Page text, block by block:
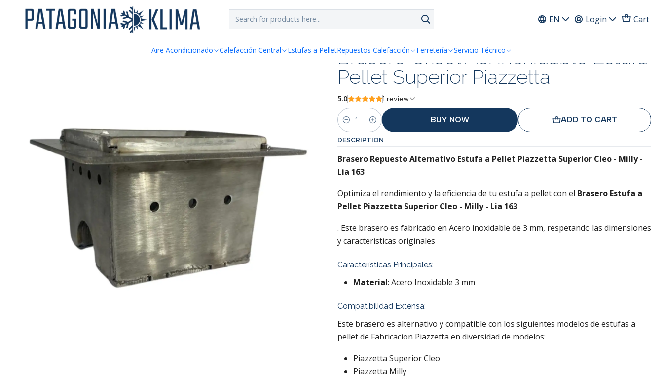
EN Login Cart
Aire Acondicionado Calefacción Central Estufas a PelletRepuestos Calefacción Ferretería Servicio Técnico
Home Repuestos Estufa Pellet Brasero Crisol Ac. Inoxidable Estufa Pellet Superior Piazzetta
Brasero Crisol Ac. Inoxidable Estufa
Pellet Superior Piazzetta
5.0 1 review
Quantity
ADD TO CART
BUY NOW
DESCRIPTION
Brasero Repuesto Alternativo Estufa a Pellet Piazzetta Superior Cleo - Milly -
Lia 163
Optimiza el rendimiento y la eficiencia de tu estufa a pellet con el Brasero Estufa a
Pellet Piazzetta Superior Cleo - Milly - Lia 163
. Este brasero es fabricado en Acero inoxidable de 3 mm, respetando las dimensiones
y caracteristicas originales
Características Principales:
Material: Acero Inoxidable 3 mm
Compatibilidad Extensa:
Este brasero es alternativo y compatible con los siguientes modelos de estufas a
pellet de Fabricacion Piazzetta en diversidad de modelos:
Piazzetta Superior Cleo
Piazzetta Milly